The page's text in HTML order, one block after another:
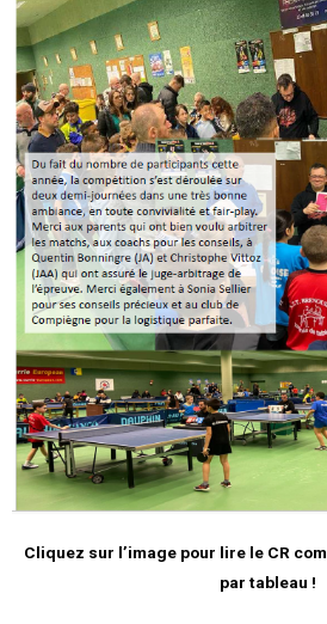
Cliquez sur l’image pour lire le CR
par tableau !